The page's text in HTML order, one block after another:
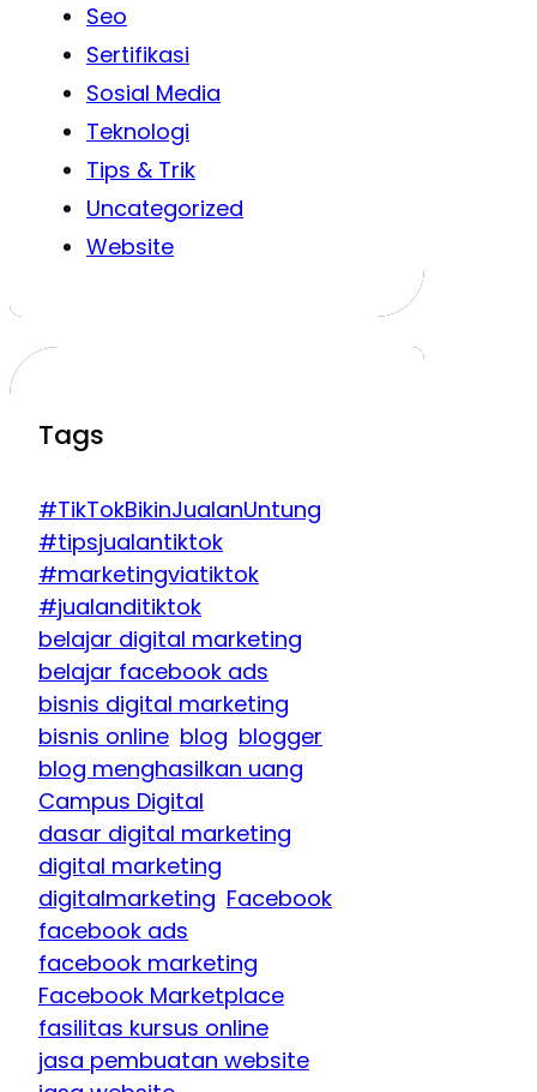
Seo
Sertifikasi
Sosial Media
Teknologi
Tips & Trik
Uncategorized
Website
Tags
#TikTokBikinJualanUntung
#tipsjualantiktok
#marketingviatiktok
#jualanditiktok
belajar digital marketing
belajar facebook ads
bisnis digital marketing
bisnis online blog blogger
blog menghasilkan uang
Campus Digital
dasar digital marketing
digital marketing
digitalmarketing Facebook
facebook ads
facebook marketing
Facebook Marketplace
fasilitas kursus online
jasa pembuatan website